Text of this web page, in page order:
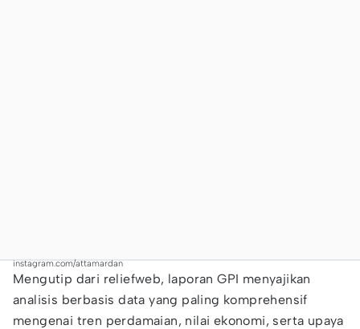
instagram.com/attamardan
Mengutip dari reliefweb, laporan GPI menyajikan
analisis berbasis data yang paling komprehensif
mengenai tren perdamaian, nilai ekonomi, serta upaya